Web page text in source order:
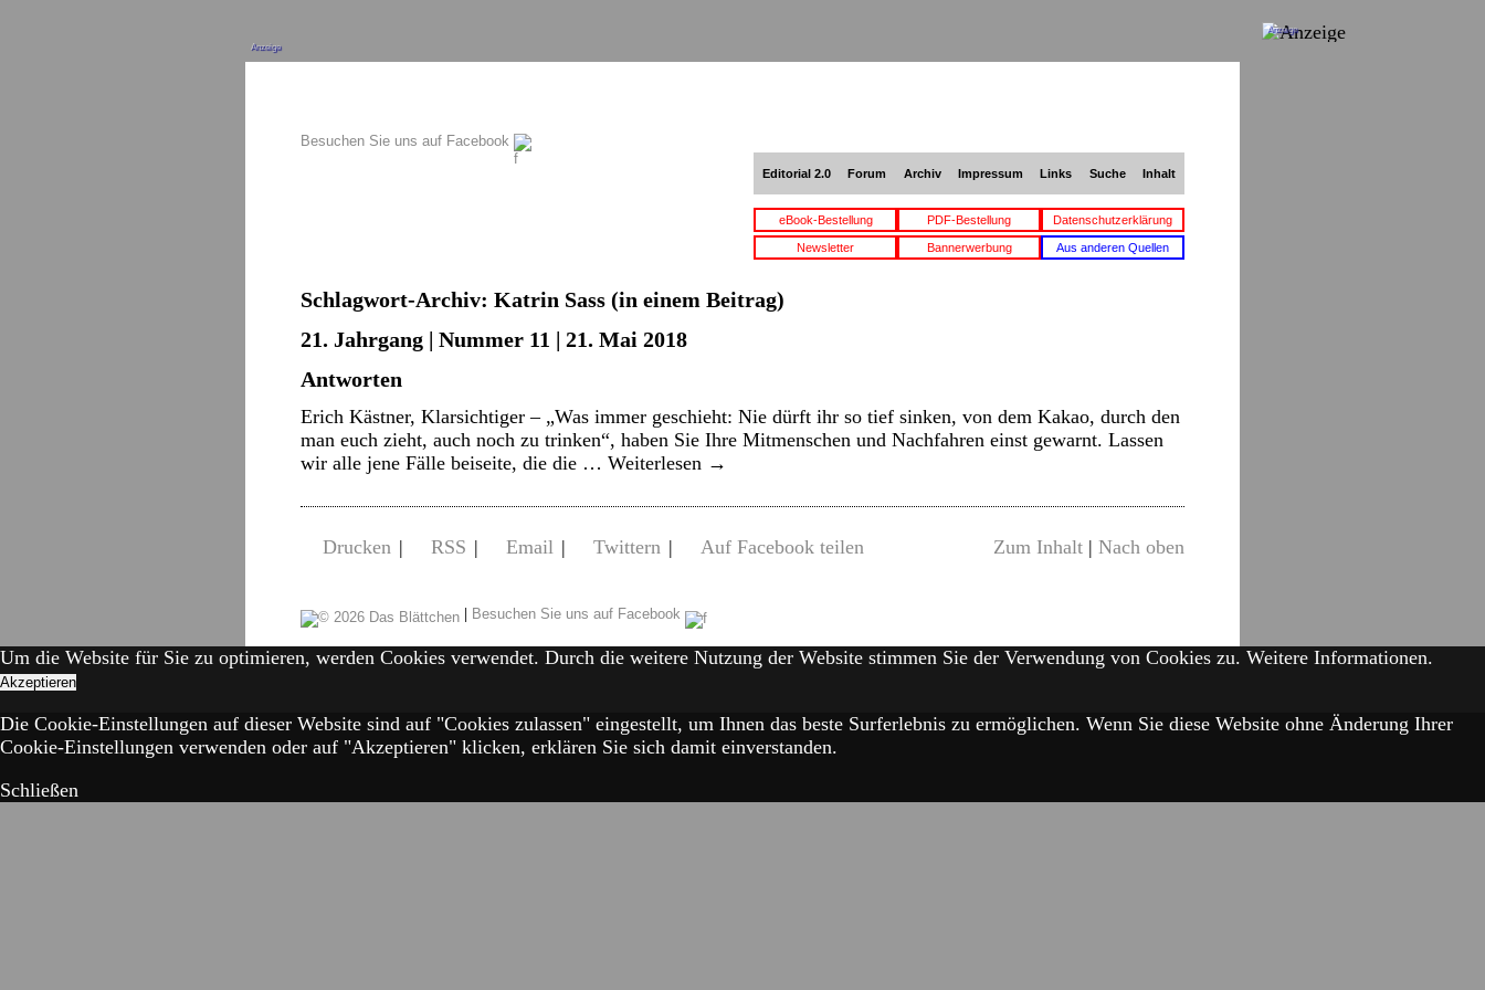
Anzeige
Besuchen Sie uns auf Facebook
Editorial 2.0 Forum Archiv Impressum Links Suche Inhalt
eBook-Bestellung PDF-Bestellung Datenschutzerklärung
Newsletter Bannerwerbung Aus anderen Quellen
Schlagwort-Archiv: Katrin Sass (in einem Beitrag)
21. Jahrgang | Nummer 11 | 21. Mai 2018
Antworten
Erich Kästner, Klarsichtiger – „Was immer geschieht: Nie dürft ihr so tief sinken, von dem Kakao, durch den
man euch zieht, auch noch zu trinken“, haben Sie Ihre Mitmenschen und Nachfahren einst gewarnt. Lassen
wir alle jene Fälle beiseite, die die … Weiterlesen →
Drucken | RSS | Email | Twittern | Auf Facebook teilen Zum Inhalt | Nach oben
| Besuchen Sie uns auf Facebook
Anzeige
Um die Website für Sie zu optimieren, werden Cookies verwendet. Durch die weitere Nutzung der Website stimmen Sie der Verwendung von Cookies zu. Weitere Informationen.
Akzeptieren
Die Cookie-Einstellungen auf dieser Website sind auf "Cookies zulassen" eingestellt, um Ihnen das beste Surferlebnis zu ermöglichen. Wenn Sie diese Website ohne Änderung Ihrer
Cookie-Einstellungen verwenden oder auf "Akzeptieren" klicken, erklären Sie sich damit einverstanden.
Schließen